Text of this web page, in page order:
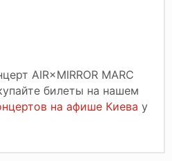
AIR×MIRROR MARC
билеты на нашем
на афише Киева у